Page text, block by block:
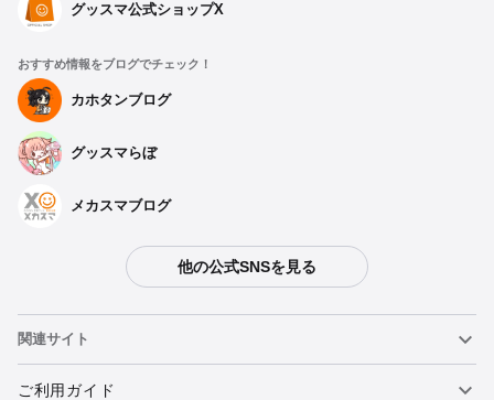
グッスマ公式ショップX
おすすめ情報をブログでチェック！
カホタンブログ
グッスマらぼ
メカスマブログ
他の公式SNSを見る
関連サイト
ねんどろいど
ご利用ガイド